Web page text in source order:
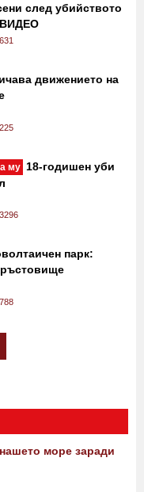
след убийството
ВИДЕО
631
движението на
225
му 18-годишен уби
3296
парк:
788
море заради